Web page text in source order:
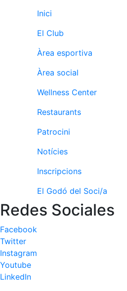
Normativa
Altres esports
Àrea social
Activitats
culturals
Talks
Calendari
Socials
Jocs de taula
Penyes del
Club
Wellness
Center
Inici
El Club
Àrea esportiva
Àrea social
Wellness Center
Restaurants
Patrocini
Notícies
Inscripcions
El Godó del Soci/a
Redes Sociales
Facebook
Twitter
Instagram
Youtube
LinkedIn